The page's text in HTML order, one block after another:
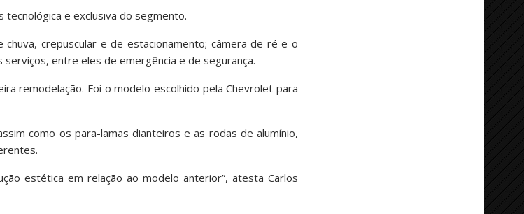
tecnológica e exclusiva do segmento.
crepuscular e de estacionamento; câmera de ré e o
entre eles de emergência e de segurança.
remodelação. Foi o modelo escolhido pela Chevrolet para
como os para-lamas dianteiros e as rodas de alumínio,
estética em relação ao modelo anterior”, atesta Carlos